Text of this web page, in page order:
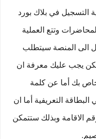
في بلاك بورد
وتتع العملية
الى المنصة سيتطلب
يجب عليك معرفة ان
بك أما عن كلمة
التعريفية أما ان
الاقامة وبذلك ستتمكن